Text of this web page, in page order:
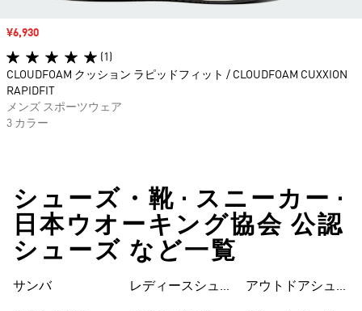
セール価格
¥6,930
(1)
CLOUDFOAM クッション ラピッドフィット / CLOUDFOAM CUXXION
RAPIDFIT
メンズ スポーツウェア
3 カラー
シューズ・靴 • スニーカー •
日本ウオーキング協会 公認
シューズ など一覧
サンバ
レディースシュー
シューズ
アウトドアシュー